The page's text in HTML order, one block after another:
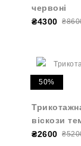
червоні
₴4300
50%
віскози
₴2600